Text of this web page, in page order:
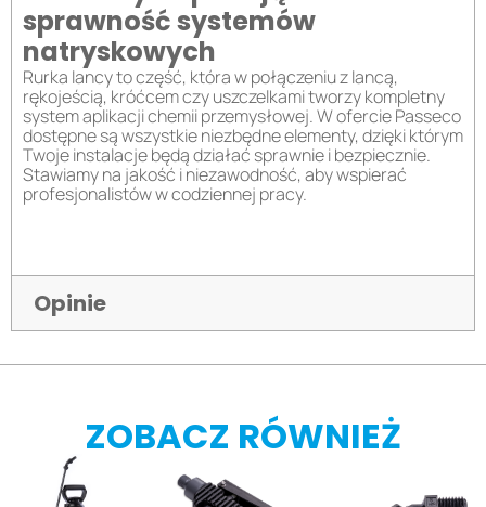
sprawność systemów
natryskowych
Rurka lancy to część, która w połączeniu z lancą,
rękojeścią, króćcem czy uszczelkami tworzy kompletny
system aplikacji chemii przemysłowej. W ofercie Passeco
dostępne są wszystkie niezbędne elementy, dzięki którym
Twoje instalacje będą działać sprawnie i bezpiecznie.
Stawiamy na jakość i niezawodność, aby wspierać
profesjonalistów w codziennej pracy.
Opinie
ZOBACZ RÓWNIEŻ